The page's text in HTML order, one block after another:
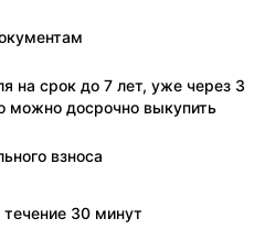
на срок до 7 лет, уже через 3
можно досрочно выкупить
взноса
30 минут